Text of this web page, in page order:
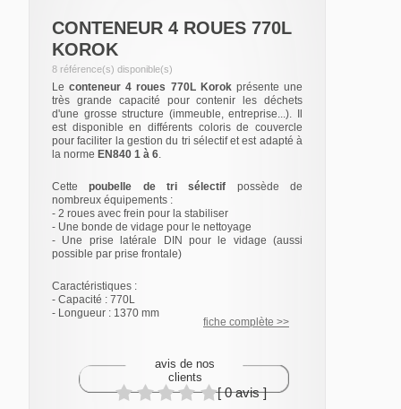
CONTENEUR 4 ROUES 770L
KOROK
8 référence(s) disponible(s)
Leconteneur 4 roues 770L Korokprésente une
très grande capacité pour contenir les déchets
d'une grosse structure (immeuble, entreprise...). Il
est disponible en différents coloris de couvercle
pour faciliter la gestion du tri sélectif et est adapté à
la norme EN840 1 à 6.
Cettepoubelle de tri sélectif possède de
nombreux équipements :
- 2 roues avec frein pour la stabiliser
- Une bonde de vidage pour le nettoyage
- Une prise latérale DIN pour le vidage (aussi
possible par prise frontale)
Caractéristiques :
- Capacité : 770L
- Longueur : 1370 mm
fiche complète >>
avis de nos
clients
[ 0 avis ]